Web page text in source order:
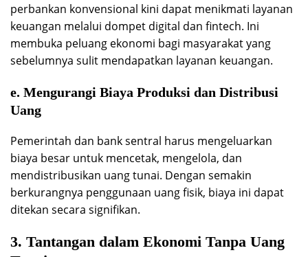
perbankan konvensional kini dapat menikmati layanan
keuangan melalui dompet digital dan fintech. Ini
membuka peluang ekonomi bagi masyarakat yang
sebelumnya sulit mendapatkan layanan keuangan.
e. Mengurangi Biaya Produksi dan Distribusi
Uang
Pemerintah dan bank sentral harus mengeluarkan
biaya besar untuk mencetak, mengelola, dan
mendistribusikan uang tunai. Dengan semakin
berkurangnya penggunaan uang fisik, biaya ini dapat
ditekan secara signifikan.
3. Tantangan dalam Ekonomi Tanpa Uang